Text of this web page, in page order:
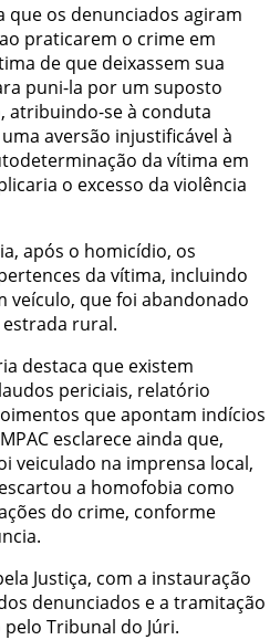
que os denunciados agiram
praticarem o crime em
de que deixassem sua
puni-la por um suposto
atribuindo-se à conduta
aversão injustificável à
da vítima em
o excesso da violência
após o homicídio, os
da vítima, incluindo
veículo, que foi abandonado
rural.
destaca que existem
periciais, relatório
que apontam indícios
esclarece ainda que,
veiculado na imprensa local,
a homofobia como
do crime, conforme
Justiça, com a instauração
denunciados e a tramitação
Tribunal do Júri.